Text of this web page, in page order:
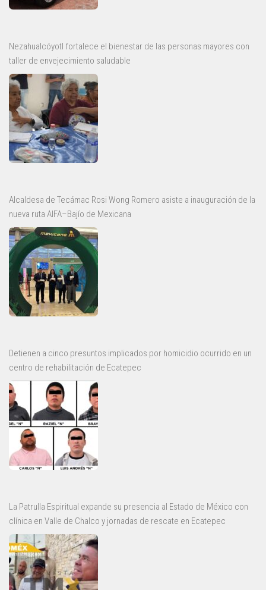
Nezahualcóyotl fortalece el bienestar de las personas mayores con
taller de envejecimiento saludable
Alcaldesa de Tecámac Rosi Wong Romero asiste a inauguración de la
nueva ruta AIFA–Bajío de Mexicana
Detienen a cinco presuntos implicados por homicidio ocurrido en un
centro de rehabilitación de Ecatepec
La Patrulla Espiritual expande su presencia al Estado de México con
clínica en Valle de Chalco y jornadas de rescate en Ecatepec